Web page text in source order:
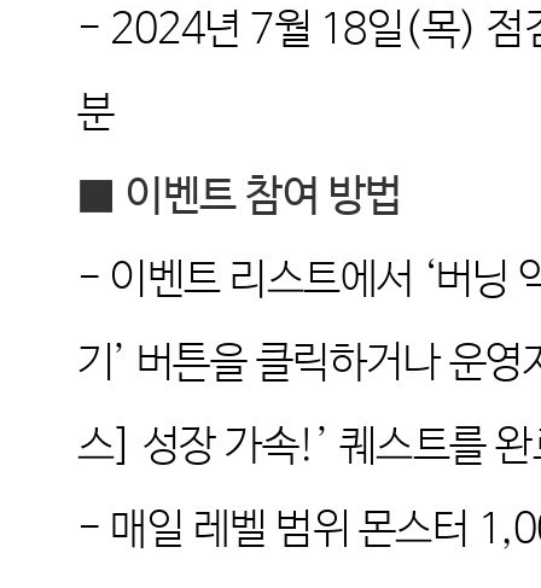
- 2024년 7월 18일(목) 점
분
이벤트 참여 방법
- 이벤트 리스트에서 ‘버닝
기 ’ 버튼을 클릭하거나 운영
스] 성장 가속!’ 퀘스트를
- 매일 레벨 범위 몬스터